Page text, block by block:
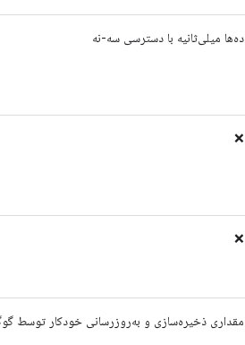
ده‌ها میلی‌ثانیه با دسترسی سه-نه
❌
❌
مقداری ذخیره‌سازی و به‌روزرسانی خودکار توسط